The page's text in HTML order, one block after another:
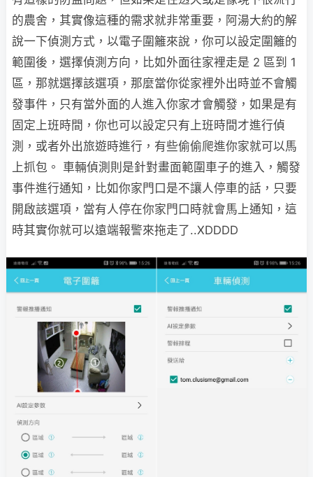
的農舍，其實像這種的需求就非常重要，阿湯大約的解
說一下偵測方式，以電子圍籬來說，你可以設定圍籬的
範圍後，選擇偵測方向，比如外面往家裡走是 2 區到 1
區，那就選擇該選項，那麼當你從家裡外出時並不會觸
發事件，只有當外面的人進入你家才會觸發，如果是有
固定上班時間，你也可以設定只有上班時間才進行偵
測，或者外出旅遊時進行，有些偷偷爬進你家就可以馬
上抓包。 車輛偵測則是針對畫面範圍車子的進入，觸發
事件進行通知，比如你家門口是不讓人停車的話，只要
開啟該選項，當有人停在你家門口時就會馬上通知，這
時其實你就可以遠端報警來拖走了..XDDDD